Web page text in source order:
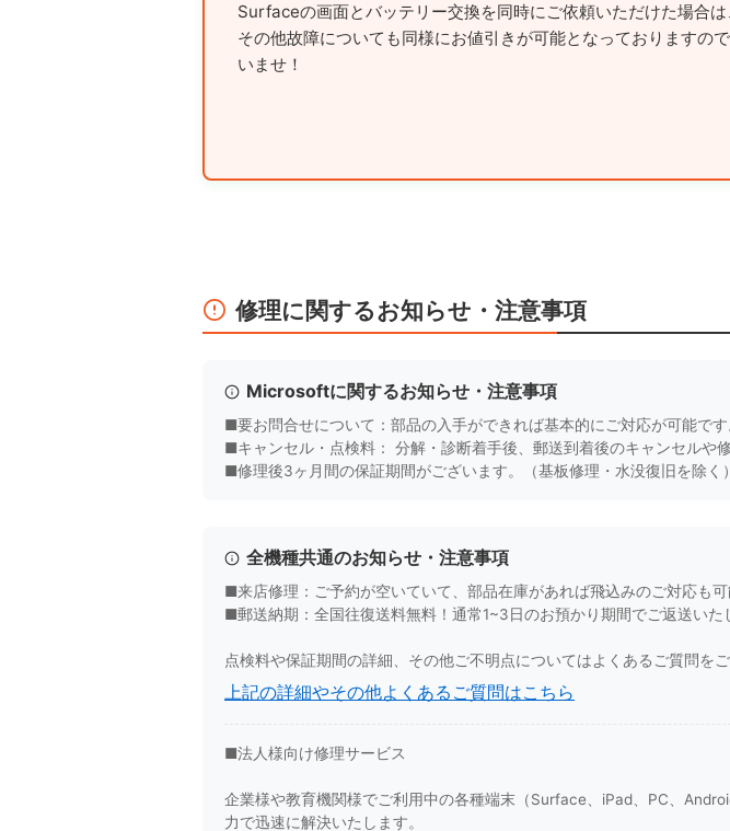
Surfaceの画面とバッテリー交換を同時にご依頼いただけた場合
その他故障についても同様にお値引きが可能となっておりますの
いませ！
修理に関するお知らせ・注意事項
Microsoftに関するお知らせ・注意事項
■要お問合せについて：部品の入手ができれば基本的にご対応が可能です
■キャンセル・点検料： 分解・診断着手後、郵送到着後のキャンセルや
■修理後3ヶ月間の保証期間がございます。（基板修理・水没復旧を除く）
全機種共通のお知らせ・注意事項
■来店修理：ご予約が空いていて、部品在庫があれば飛込みのご対応も可
■郵送納期：全国往復送料無料！通常1~3日のお預かり期間でご返送い
点検料や保証期間の詳細、その他ご不明点についてはよくあるご質問をご
上記の詳細やその他よくあるご質問はこちら
■法人様向け修理サービス
企業様や教育機関様でご利用中の各種端末（Surface、iPad、PC、
力で迅速に解決いたします。